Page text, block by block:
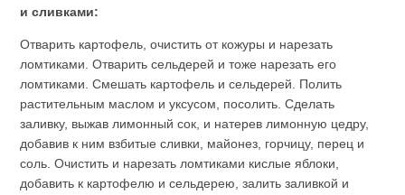
и сливками:
Отварить картофель, очистить от кожуры и нарезать
ломтиками. Отварить сельдерей и тоже нарезать его
ломтиками. Смешать картофель и сельдерей. Полить
растительным маслом и уксусом, посолить. Сделать
заливку, выжав лимонный сок, и натерев лимонную цедру,
добавив к ним взбитые сливки, майонез, горчицу, перец и
соль. Очистить и нарезать ломтиками кислые яблоки,
добавить к картофелю и сельдерею, залить заливкой и